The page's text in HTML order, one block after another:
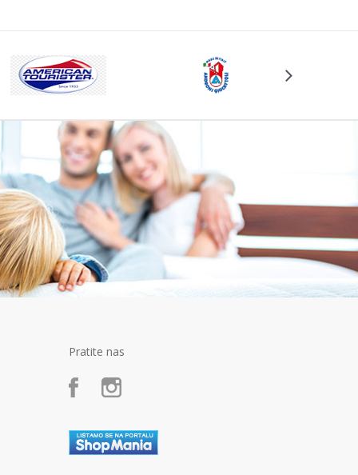
Pratite nas